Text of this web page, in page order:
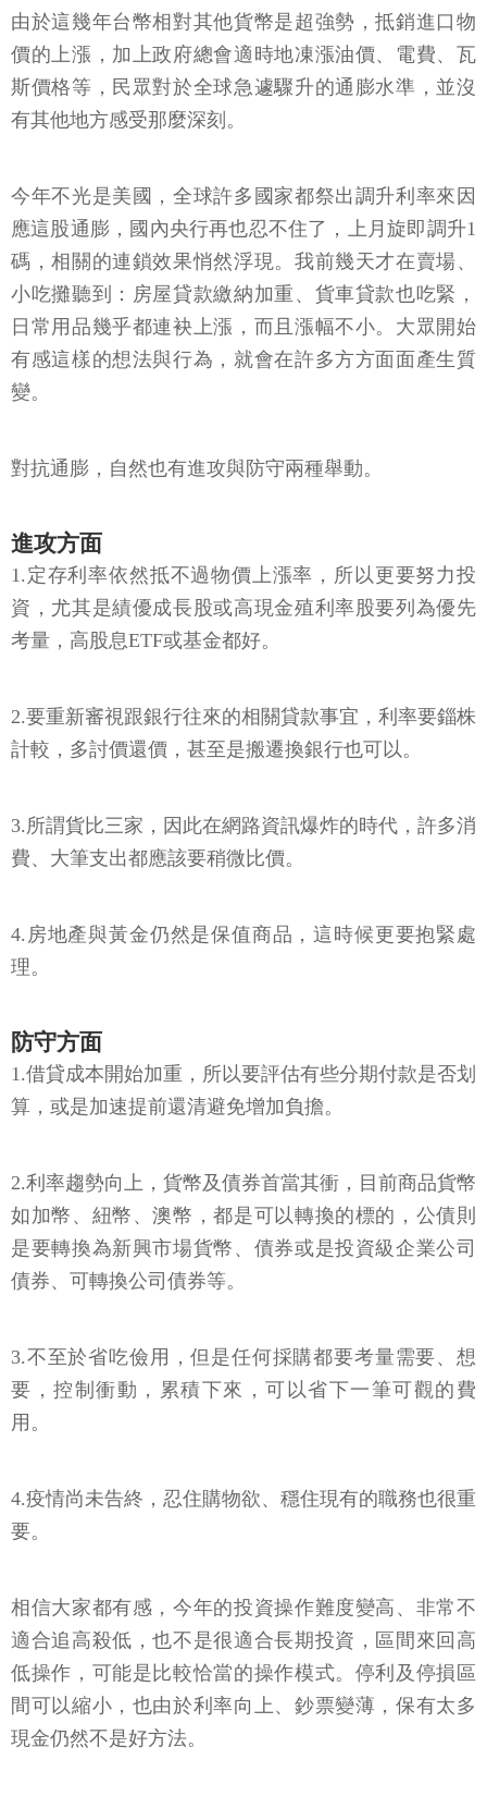
由於這幾年台幣相對其他貨幣是超強勢，抵銷進口物
價的上漲，加上政府總會適時地凍漲油價、電費、瓦
斯價格等，民眾對於全球急遽驟升的通膨水準，並沒
有其他地方感受那麼深刻。
今年不光是美國，全球許多國家都祭出調升利率來因
應這股通膨，國內央行再也忍不住了，上月旋即調升1
碼，相關的連鎖效果悄然浮現。我前幾天才在賣場、
小吃攤聽到：房屋貸款繳納加重、貨車貸款也吃緊，
日常用品幾乎都連袂上漲，而且漲幅不小。大眾開始
有感這樣的想法與行為，就會在許多方方面面產生質
變。
對抗通膨，自然也有進攻與防守兩種舉動。
進攻方面
1.定存利率依然抵不過物價上漲率，所以更要努力投
資，尤其是績優成長股或高現金殖利率股要列為優先
考量，高股息ETF或基金都好。
2.要重新審視跟銀行往來的相關貸款事宜，利率要錙株
計較，多討價還價，甚至是搬遷換銀行也可以。
3.所謂貨比三家，因此在網路資訊爆炸的時代，許多消
費、大筆支出都應該要稍微比價。
4.房地產與黃金仍然是保值商品，這時候更要抱緊處
理。
防守方面
1.借貸成本開始加重，所以要評估有些分期付款是否划
算，或是加速提前還清避免增加負擔。
2.利率趨勢向上，貨幣及債券首當其衝，目前商品貨幣
如加幣、紐幣、澳幣，都是可以轉換的標的，公債則
是要轉換為新興市場貨幣、債券或是投資級企業公司
債券、可轉換公司債券等。
3.不至於省吃儉用，但是任何採購都要考量需要、想
要，控制衝動，累積下來，可以省下一筆可觀的費
用。
4.疫情尚未告終，忍住購物欲、穩住現有的職務也很重
要。
相信大家都有感，今年的投資操作難度變高、非常不
適合追高殺低，也不是很適合長期投資，區間來回高
低操作，可能是比較恰當的操作模式。停利及停損區
間可以縮小，也由於利率向上、鈔票變薄，保有太多
現金仍然不是好方法。